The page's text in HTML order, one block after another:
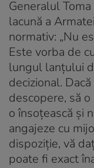
Generalul
lacună a
normativ: „Nu
Este vorba de
lungul lanțului
decizional.
descopere, să
o însoțească și
angajeze cu
dispoziție, vă
poate fi exact